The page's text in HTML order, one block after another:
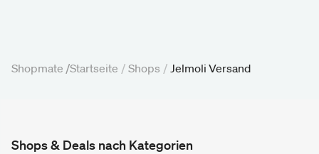
Shopmate /Startseite / Shops / Jelmoli Versand
Shops & Deals nach Kategorien